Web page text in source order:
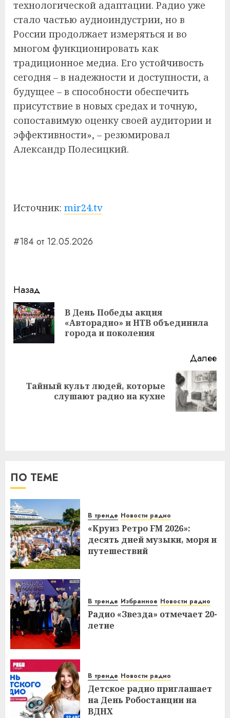
технологической адаптации. Радио уже
стало частью аудиоиндустрии, но в
России продолжает измеряться и во
многом функционировать как
традиционное медиа. Его устойчивость
сегодня – в надежности и доступности, а
будущее – в способности обеспечить
присутствие в новых средах и точную,
сопоставимую оценку своей аудитории и
эффективности», – резюмировал
Александр Полесицкий.
Источник: mir24.tv
#184 от 12.05.2026
Навигация
записи
Назад
В День Победы акция
«Авторадио» и НТВ объединила
города и поколения
Далее
Следующая
Тайный культ людей, которые
слушают радио на кухне
ПО ТЕМЕ
В тренде Новости радио
«Круиз Ретро FM 2026»:
десять дней музыки, моря и
путешествий
В тренде Избранное Новости радио
Радио «Звезда» отмечает 20-
летие
В тренде Новости радио
Детское радио приглашает
на День Робостанции на
ВДНХ